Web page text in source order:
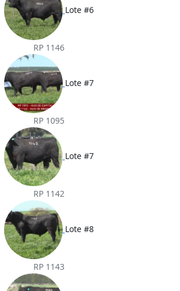
Lote #6
RP 1146
Lote #7
RP 1095
Lote #7
RP 1142
Lote #8
RP 1143